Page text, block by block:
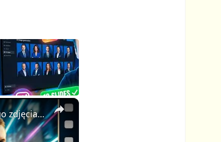
×
AI Video Generator: stwórz profesjonalne kinowe wideo z jednego zdjęcia i jednego promptu